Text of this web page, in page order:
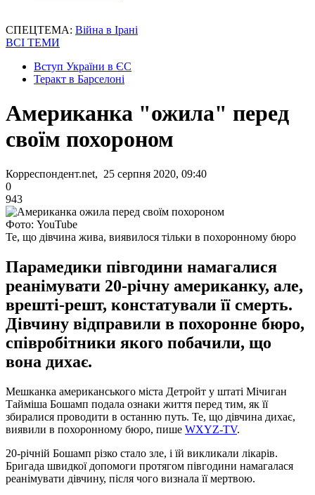
СПЕЦТЕМА: Війна в Ірані
ВСІ ТЕМИ
Вступ України в ЄС
Теракт в Барселоні
Американка "ожила" перед
своїм похороном
Корреспондент.net, 25 серпня 2020, 09:40
0
943
Фото: YouTube
Те, що дівчина жива, виявилося тільки в похоронному бюро
Парамедики півгодини намагалися
реанімувати 20-річну американку, але,
врешті-решт, констатували її смерть.
Дівчину відправили в похоронне бюро,
співробітники якого побачили, що
вона дихає.
Мешканка американського міста Детройт у штаті Мічиган
Тайміша Бошамп подала ознаки життя перед тим, як її
збиралися проводити в останню путь. Те, що дівчина дихає,
виявили в похоронному бюро, пише WXYZ-TV.
20-річній Бошамп різко стало зле, і їй викликали лікарів.
Бригада швидкої допомоги протягом півгодини намагалася
реанімувати дівчину, після чого визнала її мертвою.